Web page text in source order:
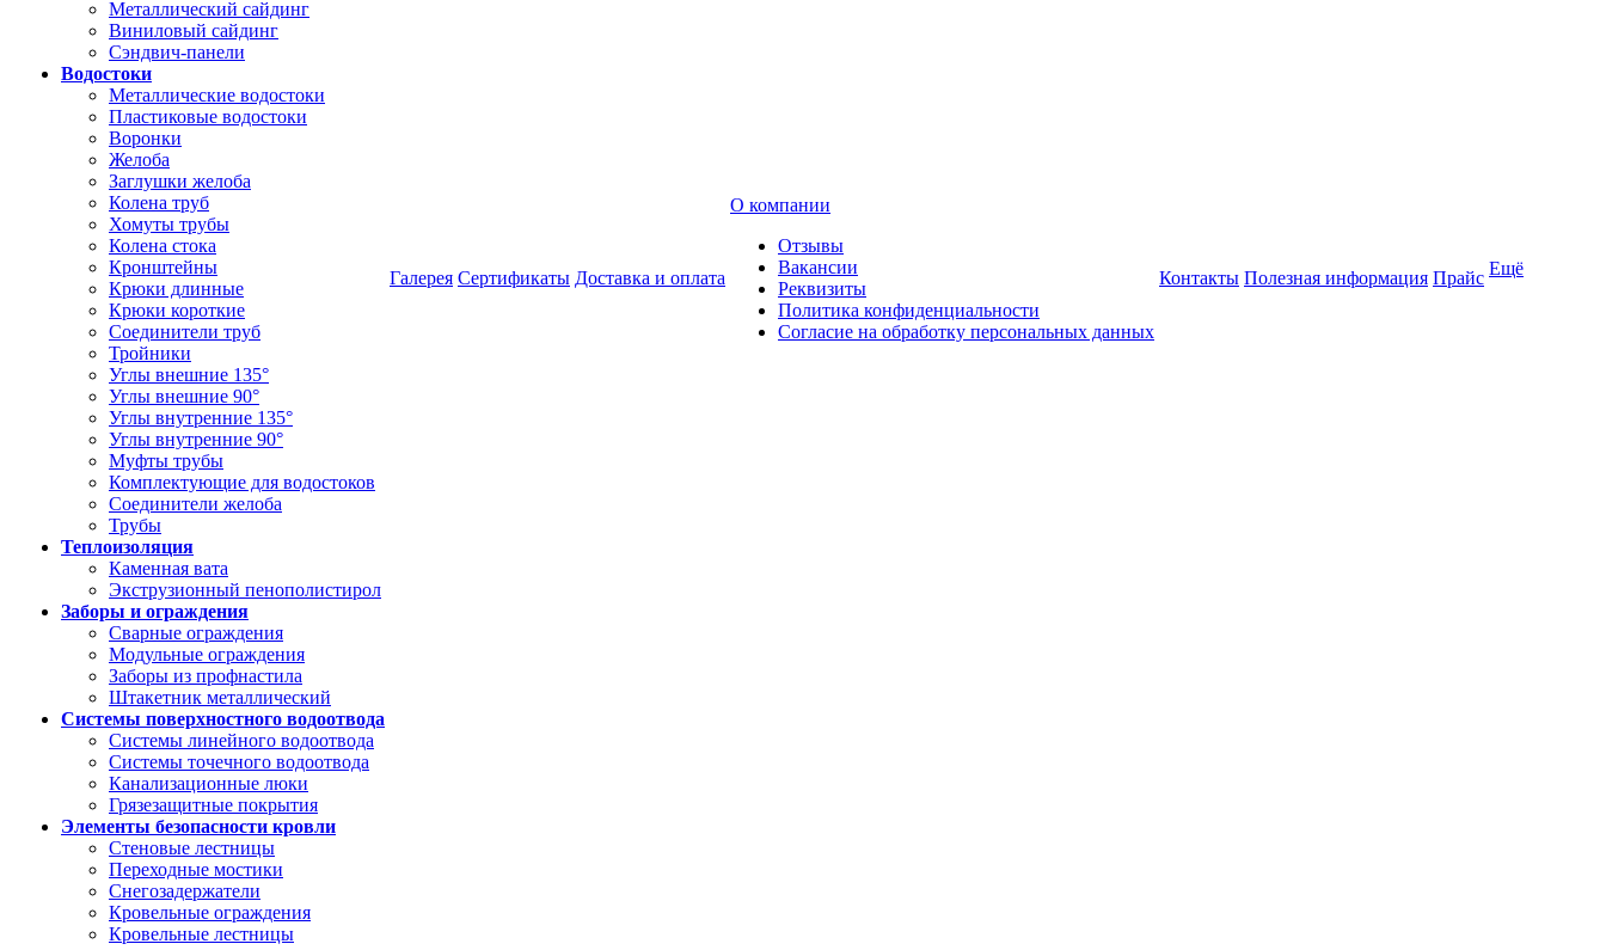
Металлический сайдинг
Виниловый сайдинг
Сэндвич-панели
Водостоки
Металлические водостоки
Пластиковые водостоки
Воронки
Желоба
Заглушки желоба
Колена труб
Хомуты трубы
Колена стока
Кронштейны
Крюки длинные
Крюки короткие
Соединители труб
Тройники
Углы внешние 135°
Углы внешние 90°
Углы внутренние 135°
Углы внутренние 90°
Муфты трубы
Комплектующие для водостоков
Соединители желоба
Трубы
Теплоизоляция
Каменная вата
Экструзионный пенополистирол
Заборы и ограждения
Сварные ограждения
Модульные ограждения
Заборы из профнастила
Штакетник металлический
Системы поверхностного водоотвода
Системы линейного водоотвода
Системы точечного водоотвода
Канализационные люки
Грязезащитные покрытия
Элементы безопасности кровли
Стеновые лестницы
Переходные мостики
Снегозадержатели
Кровельные ограждения
Кровельные лестницы
Галерея Сертификаты Доставка и оплата
О компании
Отзывы
Вакансии
Реквизиты
Политика конфиденциальности
Согласие на обработку персональных данных
Контакты Полезная информация Прайс Ещё